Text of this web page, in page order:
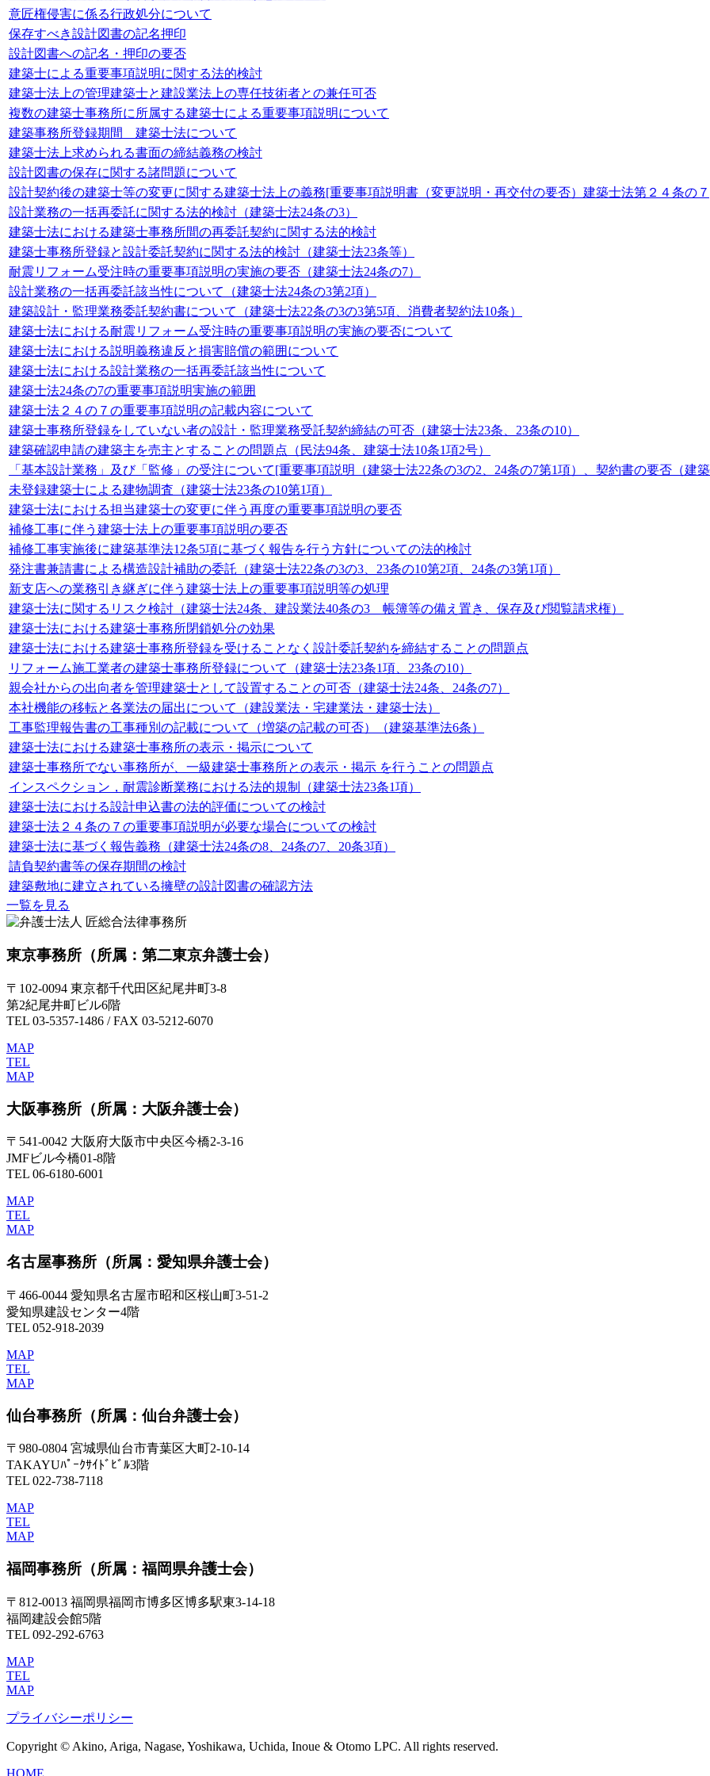
意匠権侵害に係る行政処分について
保存すべき設計図書の記名押印
設計図書への記名・押印の要否
建築士による重要事項説明に関する法的検討
建築士法上の管理建築士と建設業法上の専任技術者との兼任可否
複数の建築士事務所に所属する建築士による重要事項説明について
建築事務所登録期間 建築士法について
建築士法上求められる書面の締結義務の検討
設計図書の保存に関する諸問題について
設計契約後の建築士等の変更に関する建築士法上の義務[重要事項説明書（変更説明・再交付の要否）建築士法第２４条の
設計業務の一括再委託に関する法的検討（建築士法24条の3）
建築士法における建築士事務所間の再委託契約に関する法的検討
建築士事務所登録と設計委託契約に関する法的検討（建築士法23条等）
耐震リフォーム受注時の重要事項説明の実施の要否（建築士法24条の7）
設計業務の一括再委託該当性について（建築士法24条の3第2項）
建築設計・監理業務委託契約書について（建築士法22条の3の3第5項、消費者契約法10条）
建築士法における耐震リフォーム受注時の重要事項説明の実施の要否について
建築士法における説明義務違反と損害賠償の範囲について
建築士法における設計業務の一括再委託該当性について
建築士法24条の7の重要事項説明実施の範囲
建築士法２４の７の重要事項説明の記載内容について
建築士事務所登録をしていない者の設計・監理業務受託契約締結の可否（建築士法23条、23条の10）
建築確認申請の建築主を売主とすることの問題点（民法94条、建築士法10条1項2号）
「基本設計業務」及び「監修」の受注について[重要事項説明（建築士法22条の3の2、24条の7第1項）、契約書の要否（建
未登録建築士による建物調査（建築士法23条の10第1項）
建築士法における担当建築士の変更に伴う再度の重要事項説明の要否
補修工事に伴う建築士法上の重要事項説明の要否
補修工事実施後に建築基準法12条5項に基づく報告を行う方針についての法的検討
発注書兼請書による構造設計補助の委託（建築士法22条の3の3、23条の10第2項、24条の3第1項）
新支店への業務引き継ぎに伴う建築士法上の重要事項説明等の処理
建築士法に関するリスク検討（建築士法24条、建設業法40条の3 帳簿等の備え置き、保存及び閲覧請求権）
建築士法における建築士事務所閉鎖処分の効果
建築士法における建築士事務所登録を受けることなく設計委託契約を締結することの問題点
リフォーム施工業者の建築士事務所登録について（建築士法23条1項、23条の10）
親会社からの出向者を管理建築士として設置することの可否（建築士法24条、24条の7）
本社機能の移転と各業法の届出について（建設業法・宅建業法・建築士法）
工事監理報告書の工事種別の記載について（増築の記載の可否）（建築基準法6条）
建築士法における建築士事務所の表示・掲示について
建築士事務所でない事務所が、一級建築士事務所との表示・掲示 を行うことの問題点
インスペクション，耐震診断業務における法的規制（建築士法23条1項）
建築士法における設計申込書の法的評価についての検討
建築士法２４条の７の重要事項説明が必要な場合についての検討
建築士法に基づく報告義務（建築士法24条の8、24条の7、20条3項）
請負契約書等の保存期間の検討
建築敷地に建立されている擁壁の設計図書の確認方法
一覧を見る
東京事務所 （所属：第二東京弁護士会）
〒102-0094 東京都千代田区紀尾井町3-8
第2紀尾井町ビル6階
TEL 03-5357-1486 / FAX 03-5212-6070
MAP
TEL
MAP
大阪事務所 （所属：大阪弁護士会）
〒541-0042 大阪府大阪市中央区今橋2-3-16
JMFビル今橋01-8階
TEL 06-6180-6001
MAP
TEL
MAP
名古屋事務所 （所属：愛知県弁護士会）
〒466-0044 愛知県名古屋市昭和区桜山町3-51-2
愛知県建設センター4階
TEL 052-918-2039
MAP
TEL
MAP
仙台事務所 （所属：仙台弁護士会）
〒980-0804 宮城県仙台市青葉区大町2-10-14
TAKAYUﾊﾟｰｸｻｲﾄﾞﾋﾞﾙ3階
TEL 022-738-7118
MAP
TEL
MAP
福岡事務所 （所属：福岡県弁護士会）
〒812-0013 福岡県福岡市博多区博多駅東3-14-18
福岡建設会館5階
TEL 092-292-6763
MAP
TEL
MAP
プライバシーポリシー
Copyright © Akino, Ariga, Nagase, Yoshikawa, Uchida, Inoue & Otomo LPC. All rights reserved.
HOME